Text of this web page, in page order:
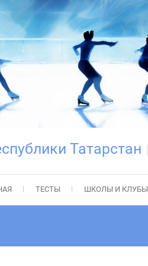
Татарстан
ТЕСТЫ ШКОЛЫ И КЛУБЫ